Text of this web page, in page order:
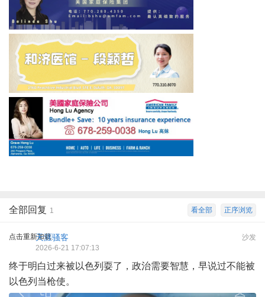
正序浏览
看全部
全部回复 1
点击重新加载 沙发
天涯骚客
2026-6-21 17:07:13
终于明白过来被以色列耍了，政治需要智慧，早说过不能被
以色列当枪使。